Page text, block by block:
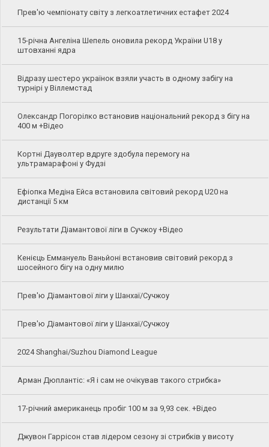
Прев'ю чемпіонату світу з легкоатлетичних естафет 2024
15-річна Ангеліна Шепель оновила рекорд України U18 у
штовханні ядра
Відразу шестеро українок взяли участь в одному забігу на
турнірі у Віллемстад
Олександр Погорілко встановив національний рекорд з бігу на
400 м +Відео
Кортні Дауволтер вдруге здобула перемогу на
ультрамарафоні у Фудзі
Ефіопка Медіна Ейса встановила світовий рекорд U20 на
дистанції 5 км
Результати Діамантової ліги в Сучжоу +Відео
Кенієць Еммануель Ваньйоні встановив світовий рекорд з
шосейного бігу на одну милю
Прев'ю Діамантової ліги у Шанхаї/Сучжоу
Прев'ю Діамантової ліги у Шанхаї/Сучжоу
2024 Shanghai/Suzhou Diamond League
Арман Дюплантіс: «Я і сам не очікував такого стрибка»
17-річний американець пробіг 100 м за 9,93 сек. +Відео
Джувон Гаррісон став лідером сезону зі стрибків у висоту